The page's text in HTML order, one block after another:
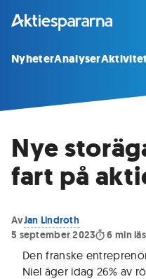
NyheterAnalyser
Nye
fart på
AvJan Lindroth
5 september 2023
6 min
Den franske
Niel äger idag 26% av